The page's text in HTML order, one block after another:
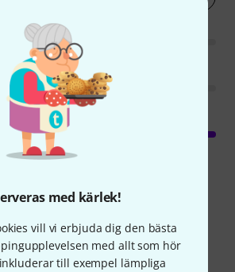
med kärlek!
vill vi erbjuda dig den bästa
med allt som hör
till exempel lämpliga
Visste du?